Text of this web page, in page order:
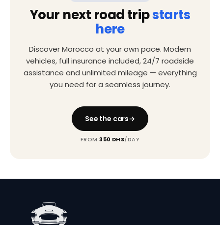
Your next road tripstarts
here
Discover Morocco at your own pace. Modern
vehicles, full insurance included, 24/7 roadside
assistance and unlimited mileage — everything
you need for a seamless journey.
See the cars
FROM350 DHS/DAY